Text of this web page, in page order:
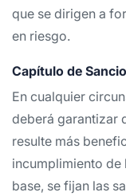
que se dirigen a
en riesgo.
Capítulo de
En cualquier
deberá garantizar
resulte más
incumplimiento de
base, se fijan las